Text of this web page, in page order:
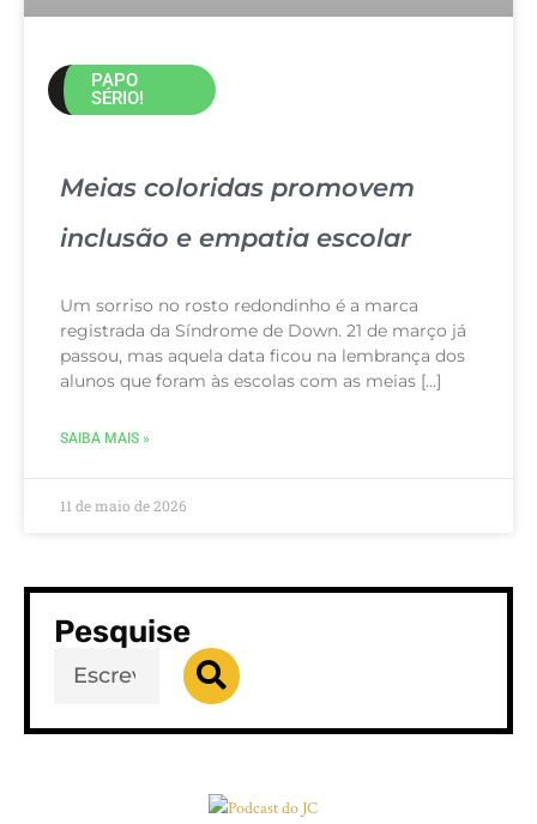
PAPO
SÉRIO!
Meias coloridas promovem
inclusão e empatia escolar
Um sorriso no rosto redondinho é a marca
registrada da Síndrome de Down. 21 de março já
passou, mas aquela data ficou na lembrança dos
alunos que foram às escolas com as meias […]
SAIBA MAIS »
11 de maio de 2026
Pesquise